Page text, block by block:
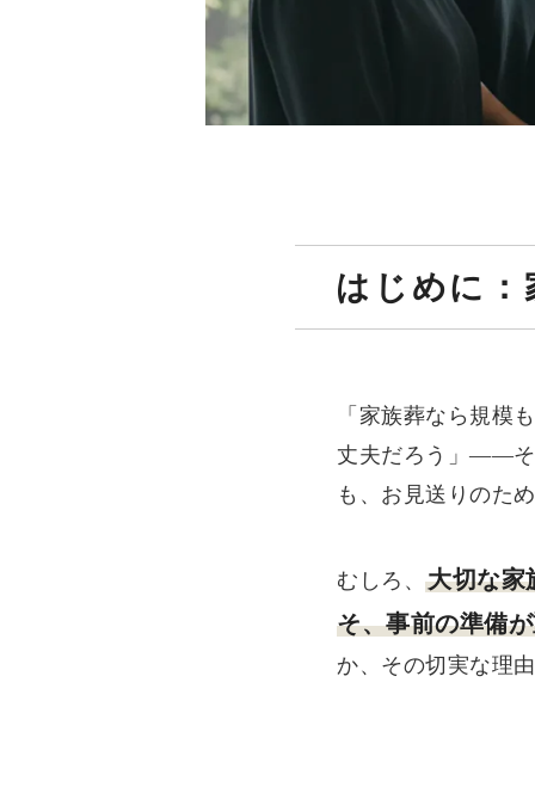
はじめに：
「家族葬なら規模
丈夫だろう」――そ
も、お見送りのた
むしろ、大切な家
そ、事前の準備
か、その切実な理